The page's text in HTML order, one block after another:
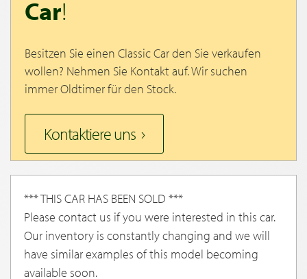
Car!
Besitzen Sie einen Classic Car den Sie verkaufen
wollen? Nehmen Sie Kontakt auf. Wir suchen
immer Oldtimer für den Stock.
Kontaktiere uns
*** THIS CAR HAS BEEN SOLD ***
Please contact us if you were interested in this car.
Our inventory is constantly changing and we will
have similar examples of this model becoming
available soon.